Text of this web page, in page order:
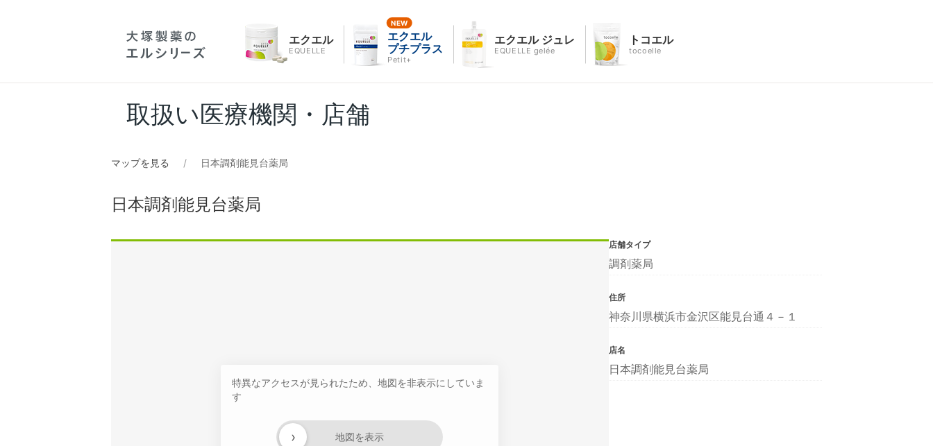
エクエル
EQUELLE
エクエル
プチプラス
Petit+
エクエル ジュレ
EQUELLE gelée
トコエル
tocoelle
取扱い医療機関・店舗
マップを見る 日本調剤能見台薬局
日本調剤能見台薬局
特異なアクセスが見られたため、地図を非表示にしていま
す
地図を表示
›
店舗タイプ
調剤薬局
住所
神奈川県横浜市金沢区能見台通４－１
店名
日本調剤能見台薬局